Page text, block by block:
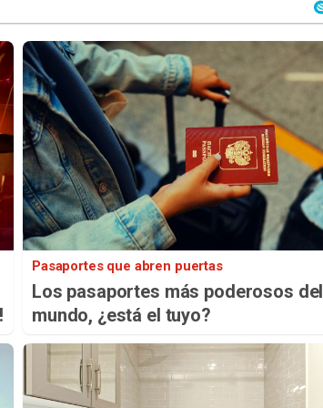
Pasaportes que abren puertas
Los pasaportes más poderosos del
mundo, ¿está el tuyo?